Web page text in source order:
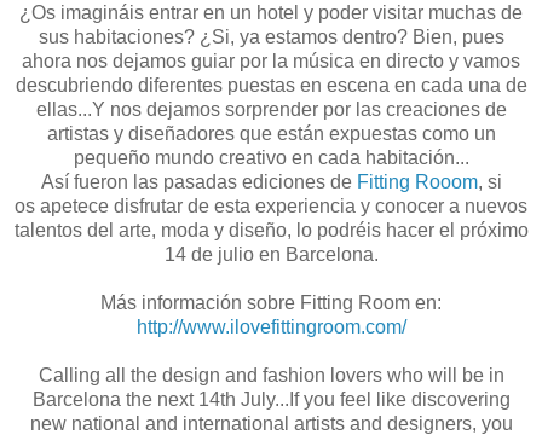
¿Os imagináis entrar en un hotel y poder visitar muchas de
sus habitaciones? ¿Si, ya estamos dentro? Bien, pues
ahora nos dejamos guiar por la música en directo y vamos
descubriendo diferentes puestas en escena en cada una de
ellas...Y nos dejamos sorprender por las creaciones de
artistas y diseñadores que están expuestas como un
pequeño mundo creativo en cada habitación...
Así fueron las pasadas ediciones deFitting Rooom, si
os apetece disfrutar de esta experiencia y conocer a nuevos
talentos del arte, moda y diseño, lo podréis hacer el próximo
14 de julio en Barcelona.
Más información sobre Fitting Room en:
http://www.ilovefittingroom.com/
Calling all the design and fashion lovers who will be in
Barcelona the next 14th July...If you feel like discovering
new national and international artists and designers, you